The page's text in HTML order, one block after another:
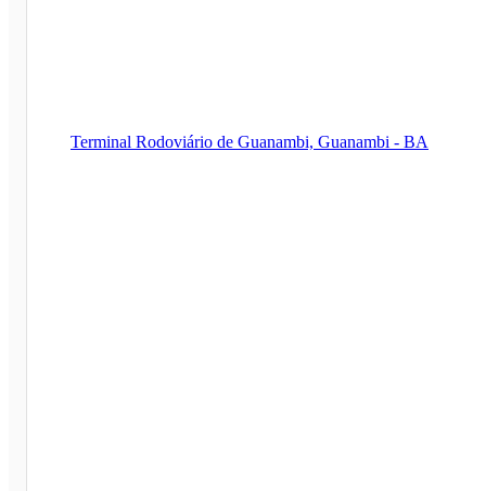
Terminal Rodoviário de Guanambi, Guanambi - BA